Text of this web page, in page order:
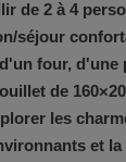
de 2 à 4
séjour
four, d'une
de
les
et